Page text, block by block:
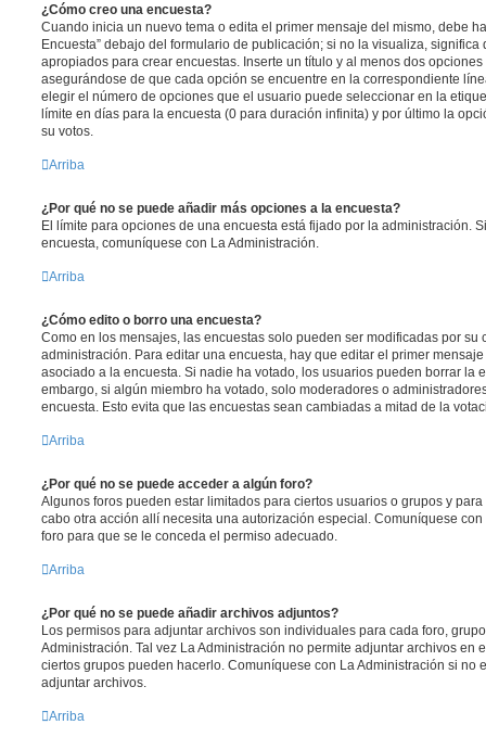
¿Cómo creo una encuesta?
Cuando inicia un nuevo tema o edita el primer mensaje del mismo, debe
Encuesta” debajo del formulario de publicación; si no la visualiza,
apropiados para crear encuestas. Inserte un título y al menos dos
asegurándose de que cada opción se encuentre en la correspondiente
elegir el número de opciones que el usuario puede seleccionar en la
límite en días para la encuesta (0 para duración infinita) y por último la
su votos.
Arriba
¿Por qué no se puede añadir más opciones a la encuesta?
El límite para opciones de una encuesta está fijado por la administración.
encuesta, comuníquese con La Administración.
Arriba
¿Cómo edito o borro una encuesta?
Como en los mensajes, las encuestas solo pueden ser modificadas por
administración. Para editar una encuesta, hay que editar el primer
asociado a la encuesta. Si nadie ha votado, los usuarios pueden borrar la
embargo, si algún miembro ha votado, solo moderadores o
encuesta. Esto evita que las encuestas sean cambiadas a mitad de la
Arriba
¿Por qué no se puede acceder a algún foro?
Algunos foros pueden estar limitados para ciertos usuarios o grupos y
cabo otra acción allí necesita una autorización especial. Comuníquese
foro para que se le conceda el permiso adecuado.
Arriba
¿Por qué no se puede añadir archivos adjuntos?
Los permisos para adjuntar archivos son individuales para cada foro,
Administración. Tal vez La Administración no permite adjuntar archivos en
ciertos grupos pueden hacerlo. Comuníquese con La Administración si no
adjuntar archivos.
Arriba